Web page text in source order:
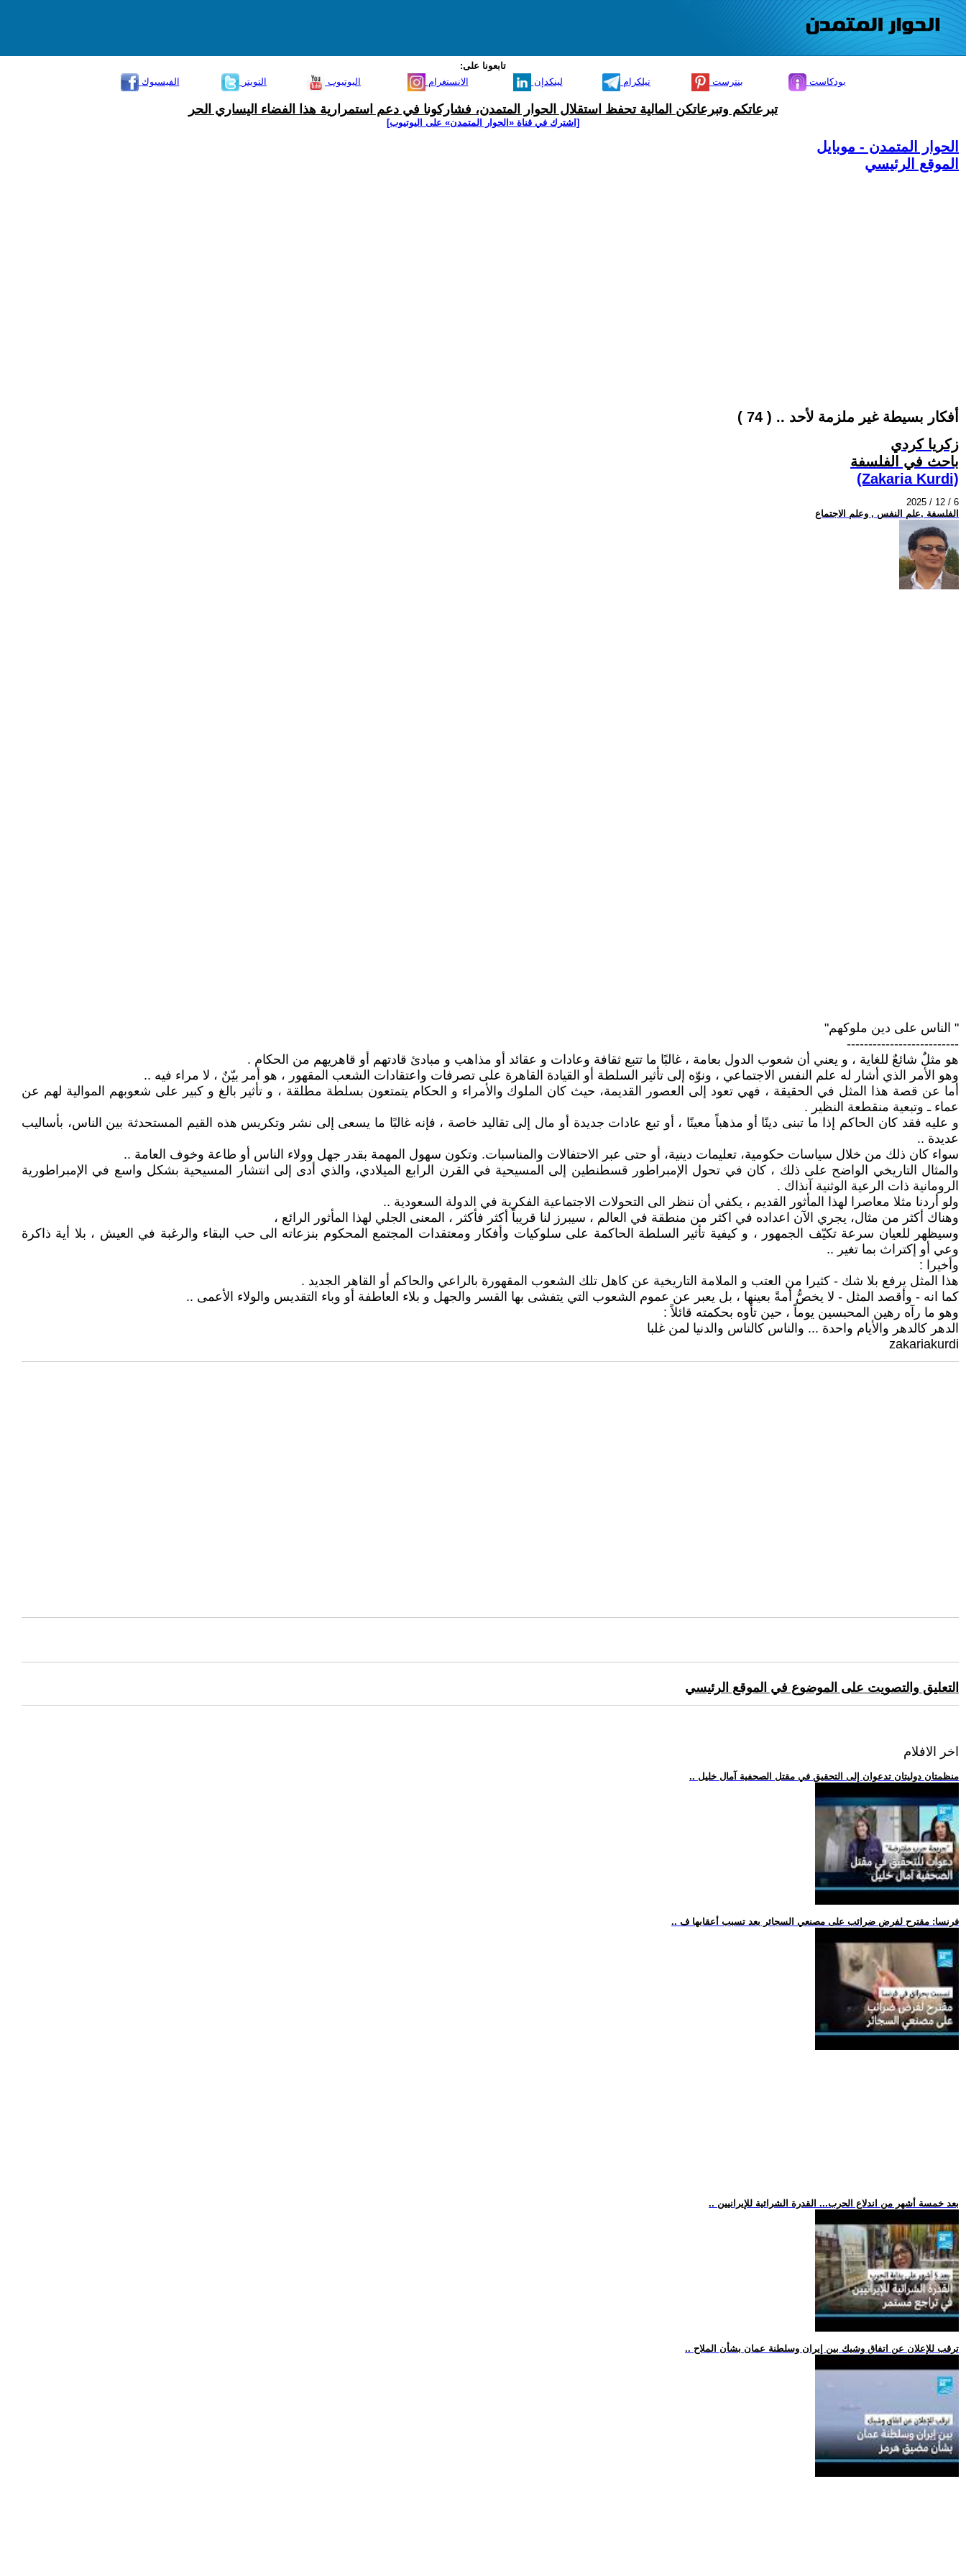
تابعونا على:
الفيسبوك
التويتر اليوتيوب الانستغرام لينكدإن تيلكرام بنترست بودكاست
تبرعاتكم وتبرعاتكن المالية تحفظ استقلال الحوار المتمدن، فشاركونا في دعم استمرارية هذا الفضاء اليساري الحر
[اشترك في قناة ‫«الحوار المتمدن» على اليوتيوب]
الحوار المتمدن - موبايل
الموقع الرئيسي
أفكار بسيطة غير ملزمة لأحد .. ( 74 )
زكريا كردي
باحث في الفلسفة
(Zakaria Kurdi)
2025 / 12 / 6
الفلسفة ,علم النفس , وعلم الاجتماع
" الناس على دين ملوكهم"
--------------------------
هو مثلٌ شائعٌ للغاية ، و يعني أن شعوب الدول بعامة ، غالبًا ما تتبع ثقافة وعادات و عقائد أو مذاهب و مبادئ قادتهم أو قاهريهم من الحكام .
وهو الأمر الذي أشار له علم النفس الاجتماعي ، ونوّه إلى تأثير السلطة أو القيادة القاهرة على تصرفات واعتقادات الشعب المقهور ، هو أمر بيّنٌ ، لا مراء فيه ..
أما عن قصة هذا المثل في الحقيقة ، فهي تعود إلى العصور القديمة، حيث كان الملوك والأمراء و الحكام يتمتعون بسلطة مطلقة ، و تأثير بالغ و كبير على شعوبهم الموالية لهم عن
عماء ـ وتبعية منقطعة النظير .
و عليه فقد كان الحاكم إذا ما تبنى دينًا أو مذهباً معينًا ، أو تبع عادات جديدة أو مال إلى تقاليد خاصة ، فإنه غالبًا ما يسعى إلى نشر وتكريس هذه القيم المستحدثة بين الناس، بأساليب
عديدة ..
سواء كان ذلك من خلال سياسات حكومية، تعليمات دينية، أو حتى عبر الاحتفالات والمناسبات. وتكون سهول المهمة بقدر جهل وولاء الناس أو طاعة وخوف العامة ..
والمثال التاريخي الواضح على ذلك ، كان في تحول الإمبراطور قسطنطين إلى المسيحية في القرن الرابع الميلادي، والذي أدى إلى انتشار المسيحية بشكل واسع في الإمبراطورية
الرومانية ذات الرعية الوثنية آنذاك .
ولو أردنا مثلا معاصرا لهذا المأثور القديم ، يكفي أن ننظر الى التحولات الاجتماعية الفكرية في الدولة السعودية ..
وهناك أكثر من مثال، يجري الآن اعداده في اكثر من منطقة في العالم ، سيبرز لنا قريباً أكثر فأكثر ، المعنى الجلي لهذا المأثور الرائع ،
وسيظهر للعيان سرعة تكيّف الجمهور ، و كيفية تأثير السلطة الحاكمة على سلوكيات وأفكار ومعتقدات المجتمع المحكوم بنزعاته الى حب البقاء والرغبة في العيش ، بلا أية ذاكرة
وعي أو إكتراث بما تغير ..
وأخيرا :
هذا المثل يرفع بلا شك - كثيرا من العتب و الملامة التاريخية عن كاهل تلك الشعوب المقهورة بالراعي والحاكم أو القاهر الجديد .
كما انه - وأقصد المثل - لا يخصُّ أمةً بعينها ، بل يعبر عن عموم الشعوب التي يتفشى بها القسر والجهل و بلاء العاطفة أو وباء التقديس والولاء الأعمى ..
وهو ما رآه رهين المحبسين يوماً ، حين تأوه بحكمته قائلاً :
الدهر كالدهر والأيام واحدة ... والناس كالناس والدنيا لمن غلبا
zakariakurdi
التعليق والتصويت على الموضوع في الموقع الرئيسي
اخر الافلام
.. منظمتان دوليتان تدعوان إلى التحقيق في مقتل الصحفية آمال خليل
.. فرنسا: مقترح لفرض ضرائب على مصنعي السجائر بعد تسبب أعقابها ف
.. بعد خمسة أشهر من اندلاع الحرب... القدرة الشرائية للإيرانيين
.. ترقب للإعلان عن اتفاق وشيك بين إيران وسلطنة عمان بشأن الملاح